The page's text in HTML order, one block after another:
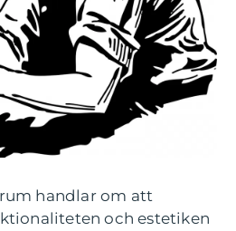
handlar om att
och estetiken